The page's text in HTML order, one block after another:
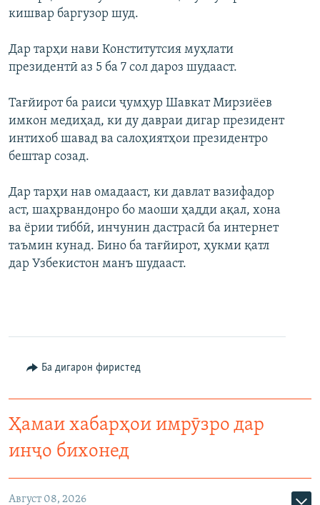
кишвар баргузор шуд.
Дар тарҳи нави Конститутсия муҳлати
президентӣ аз 5 ба 7 сол дароз шудааст.
Тағйирот ба раиси ҷумҳур Шавкат Мирзиёев
имкон медиҳад, ки ду давраи дигар президент
интихоб шавад ва салоҳиятҳои президентро
бештар созад.
Дар тарҳи нав омадааст, ки давлат вазифадор
аст, шаҳрвандонро бо маоши ҳадди ақал, хона
ва ёрии тиббӣ, инчунин дастрасӣ ба интернет
таъмин кунад. Бино ба тағйирот, ҳукми қатл
дар Узбекистон манъ шудааст.
Ба дигарон фиристед
Ҳамаи хабарҳои имрӯзро дар
инҷо бихонед
Август 08, 2026